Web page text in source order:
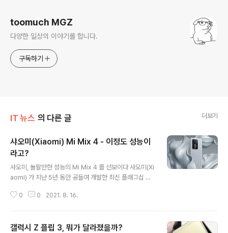
toomuch MGZ
다양한 일상의 이야기를 합니다.
구독하기
IT 뉴스 의 다른 글 더보기
샤오미(Xiaomi) Mi Mix 4 - 이정도 성능이
라고?
샤오미, 놀랄만한 성능의 Mi Mix 4 를 선보이다 샤오미(Xi
aomi) 가 지난 5년 동안 공들여 개발한 최신 플래그십 스
니어와 900억원에 달하는 금액을 투자하고, 60개의 특허
숨은 디스플레이 내장 전면 카메라다. 이 정도로 빠르게 성
0 0 2021. 8. 16.
갤럭시 Z 플립 3, 뭐가 달라졌을까?